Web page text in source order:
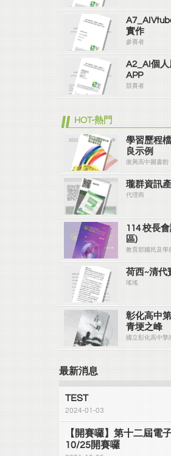
實作
參賽者
A2_AI個
APP
競賽者
HOT-熱門
學習歷程
良示例
復興高中圖書館
瓏群資訊
代理商
114 校長
區)
教育部國民及學
荷西~清代
瑤瑤
彰化高中
青埂之峰
國立彰化高中擎
最新消息
TEST
2024-01-03
【開賽囉】第十二屆電
10/25開賽囉